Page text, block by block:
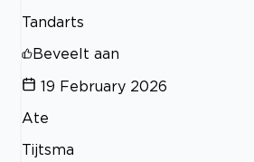
Tandarts
Beveelt aan
19 February 2026
Ate
Tijtsma